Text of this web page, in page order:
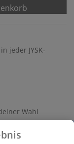
jeder JYSK-
Wahl